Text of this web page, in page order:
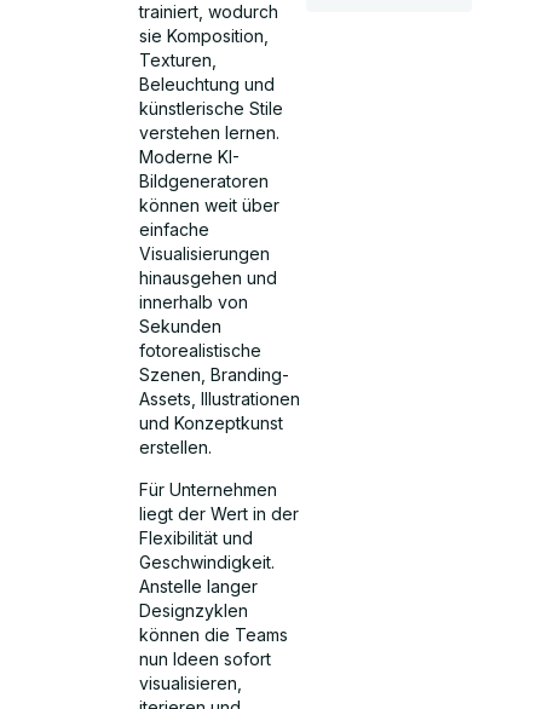
trainiert, wodurch
sie Komposition,
Texturen,
Beleuchtung und
künstlerische Stile
verstehen lernen.
Moderne KI-
Bildgeneratoren
können weit über
einfache
Visualisierungen
hinausgehen und
innerhalb von
Sekunden
fotorealistische
Szenen, Branding-
Assets, Illustrationen
und Konzeptkunst
erstellen.
Für Unternehmen
liegt der Wert in der
Flexibilität und
Geschwindigkeit.
Anstelle langer
Designzyklen
können die Teams
nun Ideen sofort
visualisieren,